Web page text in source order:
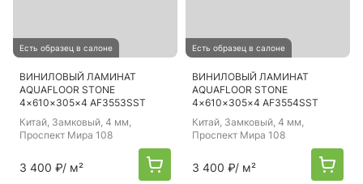
Есть образец в салоне
ВИНИЛОВЫЙ ЛАМИНАТ
AQUAFLOOR STONE
4×610×305×4 AF3553SST
Китай, Замковый, 4 мм,
Проспект Мира 108
3 400 ₽/ м²
Есть образец в салоне
ВИНИЛОВЫЙ ЛАМИНАТ
AQUAFLOOR STONE
4×610×305×4 AF3554SST
Китай, Замковый, 4 мм,
Проспект Мира 108
3 400 ₽/ м²